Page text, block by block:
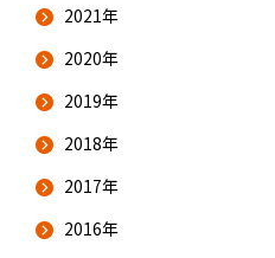
2021年
2020年
2019年
2018年
2017年
2016年